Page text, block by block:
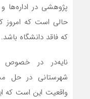
پژوهشی در اداره‌ها
حالی است که امروز
که فاقد دانشگاه باشد.
نایه‌در در خصوص
شهرستانی در حل
واقعیت این است که